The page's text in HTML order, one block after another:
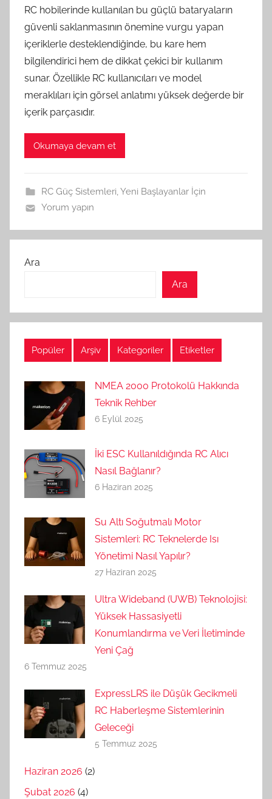
RC hobilerinde kullanılan bu güçlü bataryaların
güvenli saklanmasının önemine vurgu yapan
içeriklerle desteklendiğinde, bu kare hem
bilgilendirici hem de dikkat çekici bir kullanım
sunar. Özellikle RC kullanıcıları ve model
meraklıları için görsel anlatımı yüksek değerde bir
içerik parçasıdır.
Okumaya devam et
RC Güç Sistemleri,Yeni Başlayanlar İçin
Yorum yapın
Ara
Ara
Popüler Arşiv Kategoriler Etiketler
NMEA 2000 Protokolü Hakkında
Teknik Rehber
6 Eylül 2025
İki ESC Kullanıldığında RC Alıcı
Nasıl Bağlanır?
6 Haziran 2025
Su Altı Soğutmalı Motor
Sistemleri: RC Teknelerde Isı
Yönetimi Nasıl Yapılır?
27 Haziran 2025
Ultra Wideband (UWB) Teknolojisi:
Yüksek Hassasiyetli
Konumlandırma ve Veri İletiminde
Yeni Çağ
6 Temmuz 2025
ExpressLRS ile Düşük Gecikmeli
RC Haberleşme Sistemlerinin
Geleceği
5 Temmuz 2025
Haziran 2026 (2)
Şubat 2026 (4)